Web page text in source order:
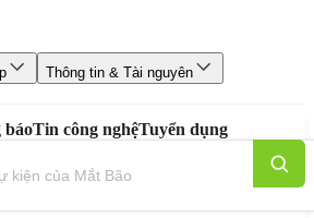
Thông tin & Tài nguyên
báoTin công nghệTuyển dụng